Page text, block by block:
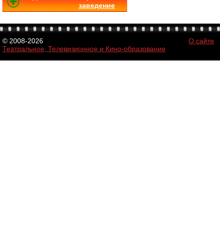
заведение
© 2008-2026
Театральное, Телевизионное и Кино-образование
О сайте